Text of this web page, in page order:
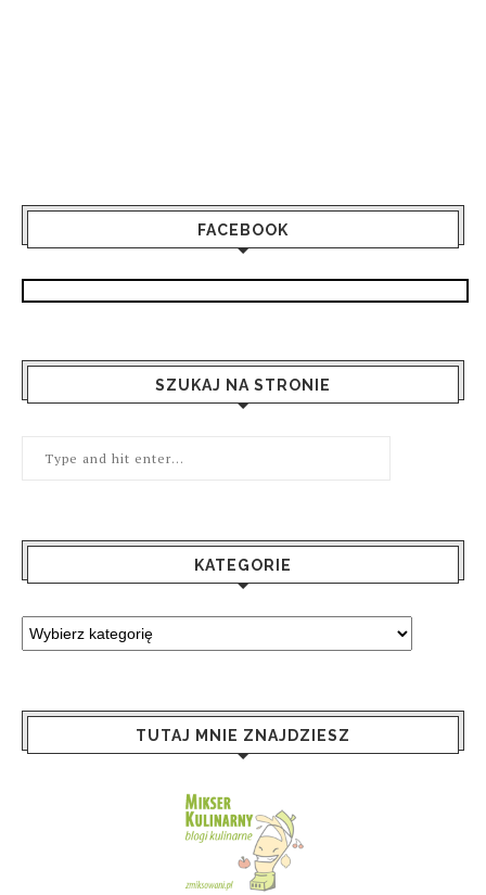
FACEBOOK
SZUKAJ NA STRONIE
KATEGORIE
TUTAJ MNIE ZNAJDZIESZ